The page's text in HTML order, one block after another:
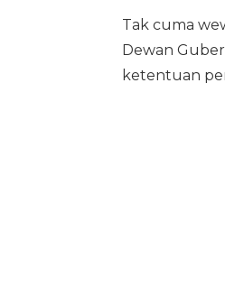
Tak cuma
Dewan
ketentuan